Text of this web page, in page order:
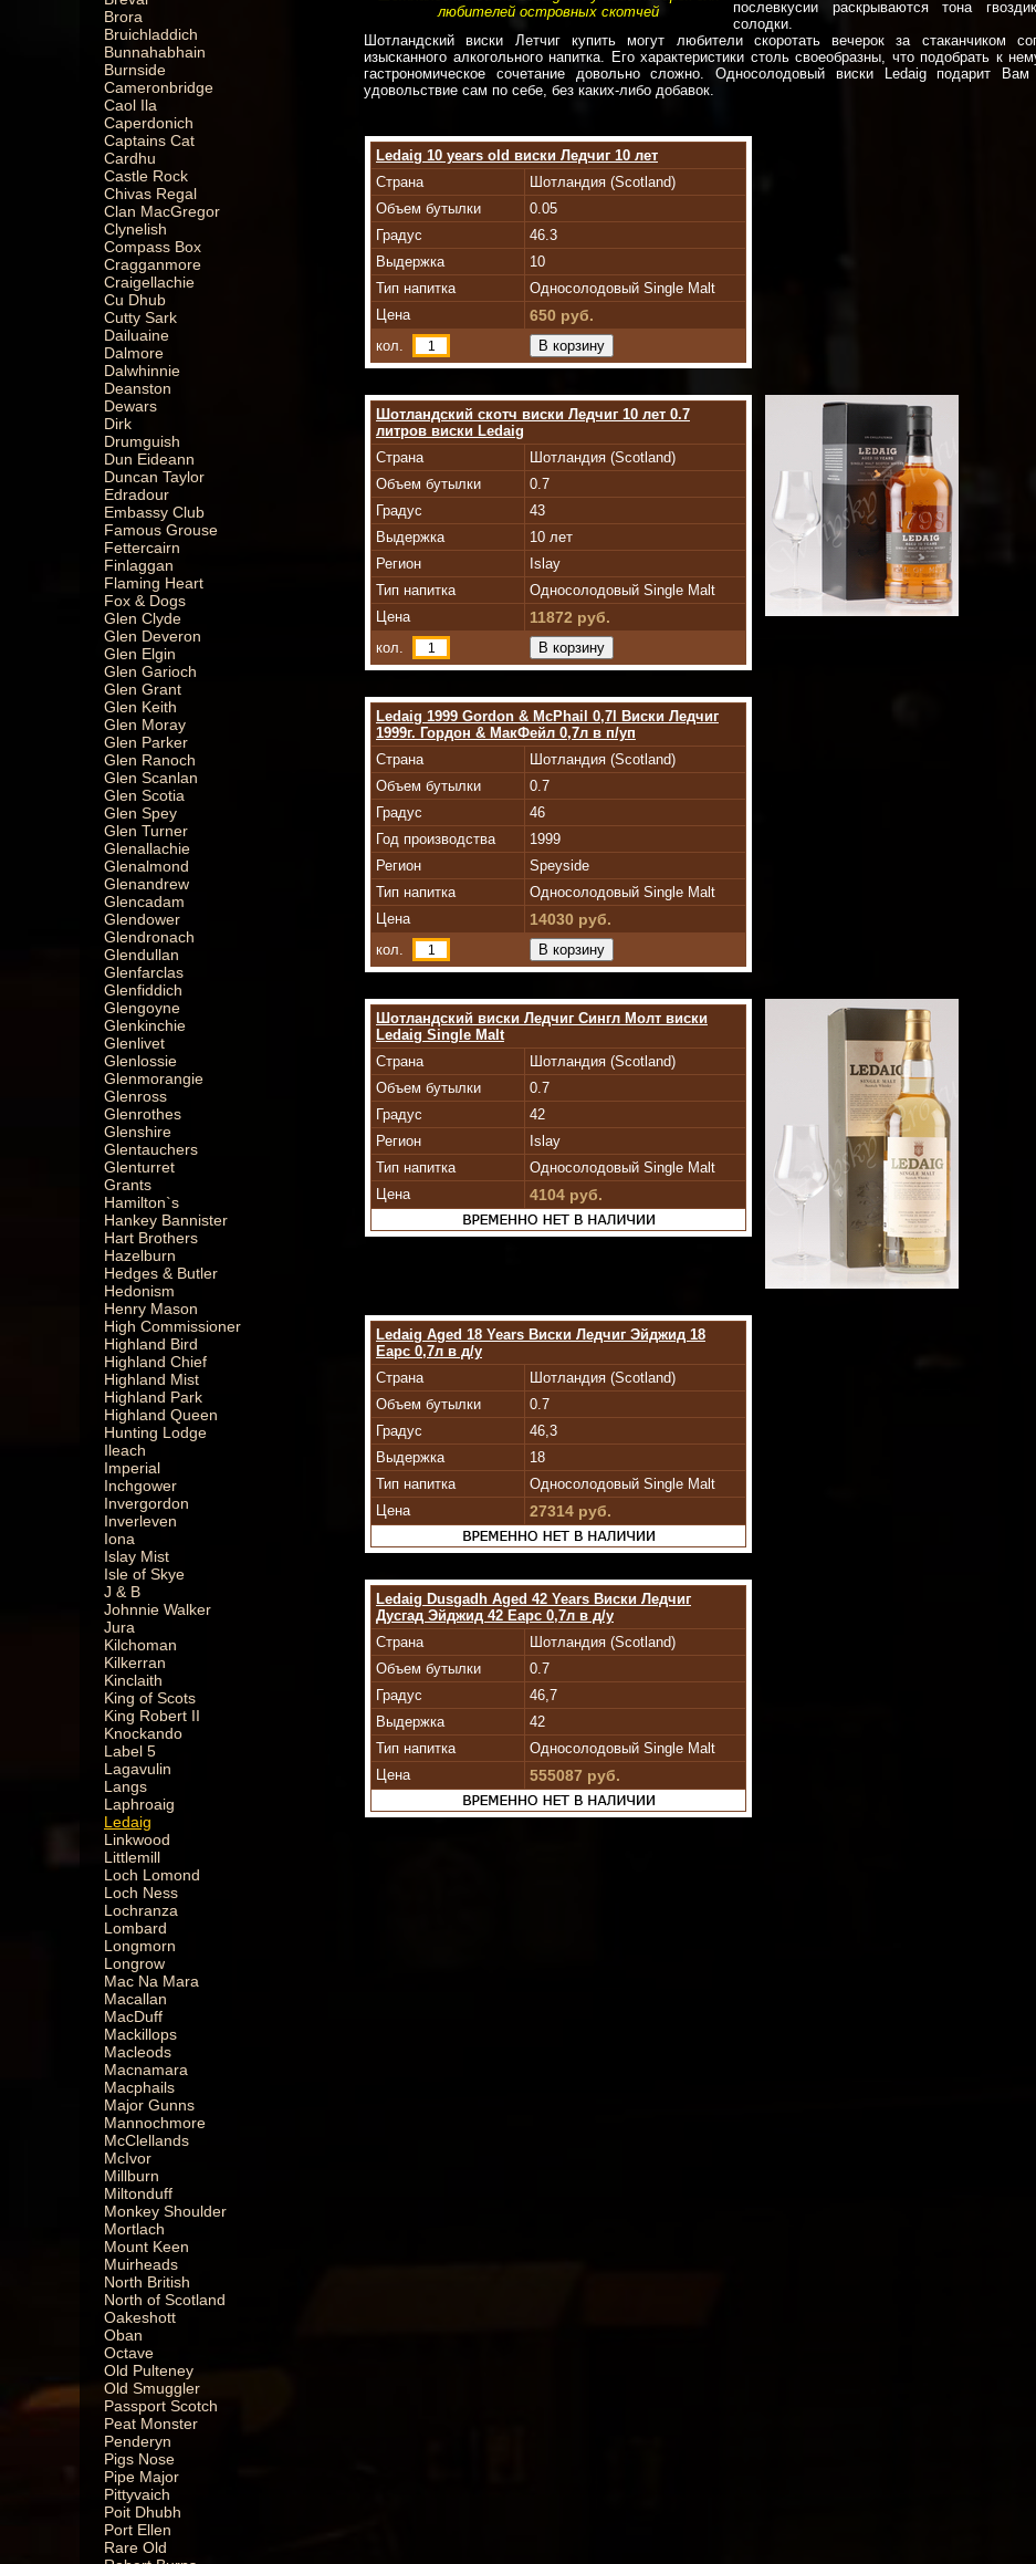
Brora
Bruichladdich
Bunnahabhain
Burnside
Cameronbridge
Caol Ila
Caperdonich
Captains Cat
Cardhu
Castle Rock
Chivas Regal
Clan MacGregor
Clynelish
Compass Box
Cragganmore
Craigellachie
Cu Dhub
Cutty Sark
Dailuaine
Dalmore
Dalwhinnie
Deanston
Dewars
Dirk
Drumguish
Dun Eideann
Duncan Taylor
Edradour
Embassy Club
Famous Grouse
Fettercairn
Finlaggan
Flaming Heart
Fox & Dogs
Glen Clyde
Glen Deveron
Glen Elgin
Glen Garioch
Glen Grant
Glen Keith
Glen Moray
Glen Parker
Glen Ranoch
Glen Scanlan
Glen Scotia
Glen Spey
Glen Turner
Glenallachie
Glenalmond
Glenandrew
Glencadam
Glendower
Glendronach
Glendullan
Glenfarclas
Glenfiddich
Glengoyne
Glenkinchie
Glenlivet
Glenlossie
Glenmorangie
Glenross
Glenrothes
Glenshire
Glentauchers
Glenturret
Grants
Hamilton`s
Hankey Bannister
Hart Brothers
Hazelburn
Hedges & Butler
Hedonism
Henry Mason
High Commissioner
Highland Bird
Highland Chief
Highland Mist
Highland Park
Highland Queen
Hunting Lodge
Ileach
Imperial
Inchgower
Invergordon
Inverleven
Iona
Islay Mist
Isle of Skye
J & B
Johnnie Walker
Jura
Kilchoman
Kilkerran
Kinclaith
King of Scots
King Robert II
Knockando
Label 5
Lagavulin
Langs
Laphroaig
Ledaig
Linkwood
Littlemill
Loch Lomond
Loch Ness
Lochranza
Lombard
Longmorn
Longrow
Mac Na Mara
Macallan
MacDuff
Mackillops
Macleods
Macnamara
Macphails
Major Gunns
Mannochmore
McClellands
McIvor
Millburn
Miltonduff
Monkey Shoulder
Mortlach
Mount Keen
Muirheads
North British
North of Scotland
Oakeshott
Oban
Octave
Old Pulteney
Old Smuggler
Passport Scotch
Peat Monster
Penderyn
Pigs Nose
Pipe Major
Pittyvaich
Poit Dhubh
Port Ellen
Rare Old
любителей островных скотчей
послевкусии раскрываются тона
солодки.
Шотландский виски Летчиг купить могут любители скоротать вечерок за стаканчиком
изысканного алкогольного напитка. Его характеристики столь своеобразны, что подобрать к
гастрономическое сочетание довольно сложно. Односолодовый виски Ledaig подарит Вам
удовольствие сам по себе, без каких-либо добавок.
Ledaig 10 years old виски Ледчиг 10 лет
Страна
Шотландия (Scotland)
Объем бутылки
0.05
Градус
46.3
Выдержка
10
Тип напитка
Односолодовый Single Malt
Цена
650 руб.
кол.
Шотландский скотч виски Ледчиг 10 лет 0.7
литров виски Ledaig
Страна
Шотландия (Scotland)
Объем бутылки
0.7
Градус
43
Выдержка
10 лет
Регион
Islay
Тип напитка
Односолодовый Single Malt
Цена
11872 руб.
кол.
Ledaig 1999 Gordon & McPhail 0,7l Виски Ледчиг
1999г. Гордон & МакФейл 0,7л в п/уп
Страна
Шотландия (Scotland)
Объем бутылки
0.7
Градус
46
Год производства
1999
Регион
Speyside
Тип напитка
Односолодовый Single Malt
Цена
14030 руб.
кол.
Шотландский виски Ледчиг Сингл Молт виски
Ledaig Single Malt
Страна
Шотландия (Scotland)
Объем бутылки
0.7
Градус
42
Регион
Islay
Тип напитка
Односолодовый Single Malt
Цена
4104 руб.
Ledaig Aged 18 Years Виски Ледчиг Эйджид 18
Еарс 0,7л в д/у
Страна
Шотландия (Scotland)
Объем бутылки
0.7
Градус
46,3
Выдержка
18
Тип напитка
Односолодовый Single Malt
Цена
27314 руб.
Ledaig Dusgadh Aged 42 Years Виски Ледчиг
Дусгад Эйджид 42 Еарс 0,7л в д/у
Страна
Шотландия (Scotland)
Объем бутылки
0.7
Градус
46,7
Выдержка
42
Тип напитка
Односолодовый Single Malt
Цена
555087 руб.